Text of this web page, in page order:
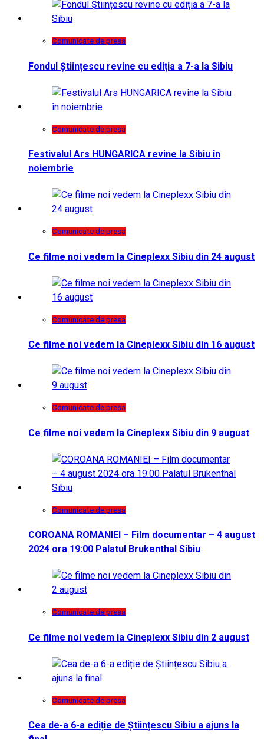
Comunicate de presa
Fondul Științescu revine cu ediția a 7-a la Sibiu
Comunicate de presa
Festivalul Ars HUNGARICA revine la Sibiu în
noiembrie
Comunicate de presa
Ce filme noi vedem la Cineplexx Sibiu din 24 august
Comunicate de presa
Ce filme noi vedem la Cineplexx Sibiu din 16 august
Comunicate de presa
Ce filme noi vedem la Cineplexx Sibiu din 9 august
Comunicate de presa
COROANA ROMANIEI – Film documentar – 4 august
2024 ora 19:00 Palatul Brukenthal Sibiu
Comunicate de presa
Ce filme noi vedem la Cineplexx Sibiu din 2 august
Comunicate de presa
Cea de-a 6-a ediție de Științescu Sibiu a ajuns la